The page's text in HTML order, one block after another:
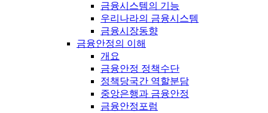
금융시스템의 기능
우리나라의 금융시스템
금융시장동향
금융안정의 이해
개요
금융안정 정책수단
정책당국간 역할분담
중앙은행과 금융안정
금융안정포럼